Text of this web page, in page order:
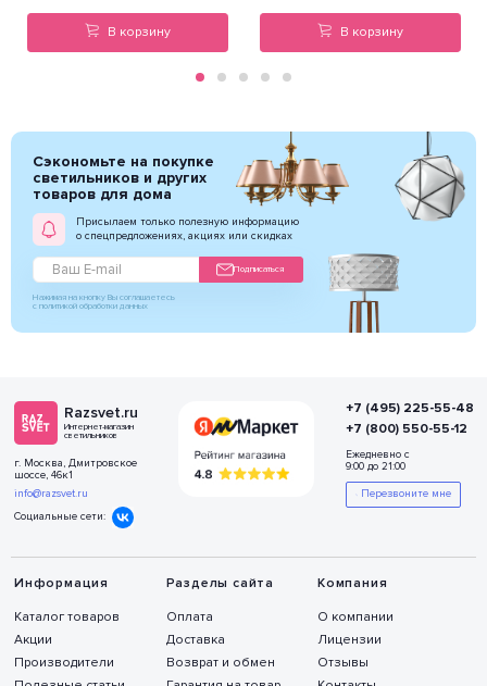
В корзину В корзину
Сэкономьте на покупке
светильников и других
товаров для дома
Присылаем только полезную информацию
о спецпредложениях, акциях или скидках
Подписаться
Нажимая на кнопку Вы соглашаетесь
с политикой обработки данных
Razsvet.ru
Интернет-магазин
светильников
г. Москва, Дмитровское
шоссе, 46к1
info@razsvet.ru
Социальные сети:
Информация
Каталог товаров
Акции
Производители
Разделы сайта
Оплата
Доставка
Возврат и обмен
Компания
О компании
Лицензии
Отзывы
+7 (495) 225-55-48
+7 (800) 550-55-12
Ежедневно с
9:00 до 21:00
Перезвоните мне